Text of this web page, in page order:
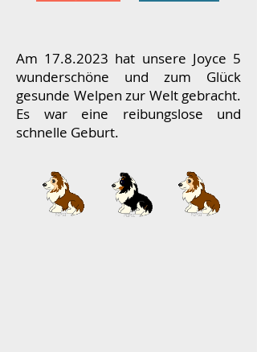
Am 17.8.2023 hat unsere Joyce 5
wunderschöne und zum Glück
gesunde Welpen zur Welt gebracht.
Es war eine reibungslose und
schnelle Geburt.